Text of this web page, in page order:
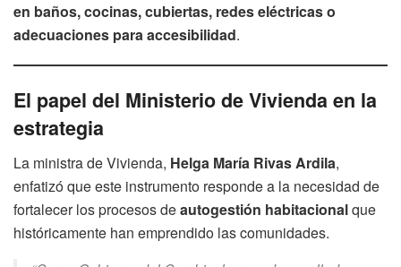
en baños, cocinas, cubiertas, redes eléctricas o
adecuaciones para accesibilidad.
El papel del Ministerio de Vivienda en la
estrategia
La ministra de Vivienda, Helga María Rivas Ardila,
enfatizó que este instrumento responde a la necesidad de
fortalecer los procesos deautogestión habitacionalque
históricamente han emprendido las comunidades.